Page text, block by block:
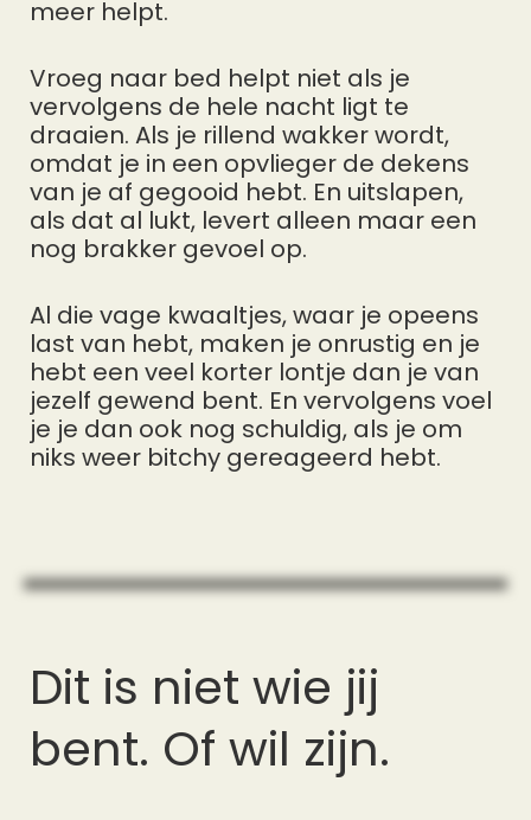
meer helpt.
Vroeg naar bed helpt niet als je
vervolgens de hele nacht ligt te
draaien. Als je rillend wakker wordt,
omdat je in een opvlieger de dekens
van je af gegooid hebt. En uitslapen,
als dat al lukt, levert alleen maar een
nog brakker gevoel op.
Al die vage kwaaltjes, waar je opeens
last van hebt, maken je onrustig en je
hebt een veel korter lontje dan je van
jezelf gewend bent. En vervolgens voel
je je dan ook nog schuldig, als je om
niks weer bitchy gereageerd hebt.
Dit is niet wie jij
bent. Of wil zijn.